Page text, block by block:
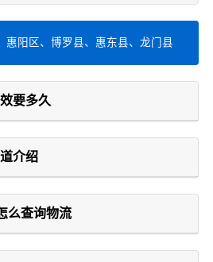
惠阳区、博罗县、惠东县、龙门县
要多久
介绍
么查询物流